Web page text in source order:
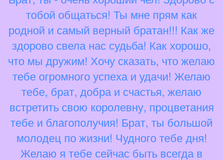
тобой общаться! Ты мне прям как
родной и самый верный братан!!! Как же
здорово свела нас судьба! Как хорошо,
что мы дружим! Хочу сказать, что желаю
тебе огромного успеха и удачи! Желаю
тебе, брат, добра и счастья, желаю
встретить свою королевну, процветания
тебе и благополучия! Брат, ты большой
молодец по жизни! Чудного тебе дня!
Желаю я тебе сейчас быть всегда в